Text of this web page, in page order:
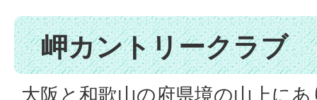
岬カントリークラブ
大阪と和歌山の府県境の山上に